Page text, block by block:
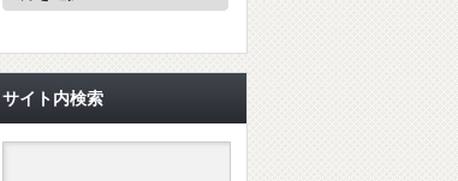
ブ
サイト内検索